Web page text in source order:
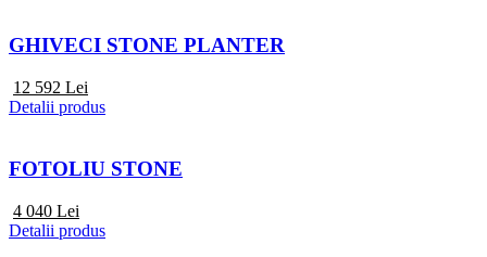
GHIVECI STONE PLANTER
12 592 Lei
Detalii produs
FOTOLIU STONE
4 040 Lei
Detalii produs